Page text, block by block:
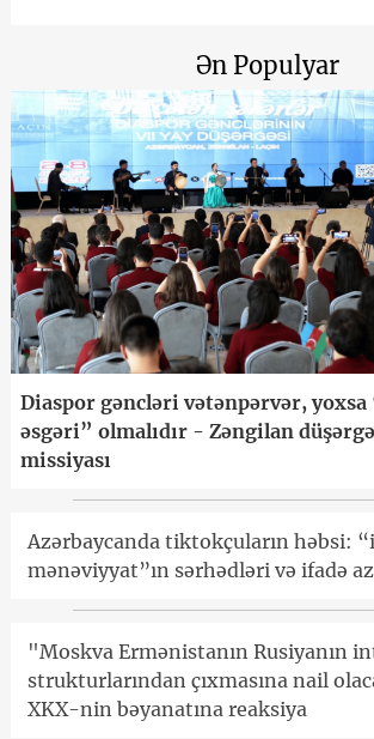
Ən Populyar
Diaspor gəncləri vətənpərvər,
əsgəri” olmalıdır - Zəngilan
missiyası
Azərbaycanda tiktokçuların həbsi:
mənəviyyat”ın sərhədləri və ifadə
"Moskva Ermənistanın Rusiyanın
strukturlarından çıxmasına nail
XKX-nin bəyanatına reaksiya